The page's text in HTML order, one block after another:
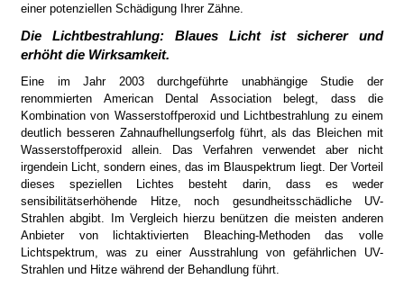
einer potenziellen Schädigung Ihrer Zähne.
Die Lichtbestrahlung: Blaues Licht ist sicherer und
erhöht die Wirksamkeit.
Eine im Jahr 2003 durchgeführte unabhängige Studie der
renommierten American Den­tal Association belegt, dass die
Kombination von Was­serstoffperoxid und Lichtbestrahlung zu einem
deutlich besseren Zahnaufhellungserfolg führt, als das Bleichen mit
Wasserstoffperoxid allein. Das Verfahren verwendet aber nicht
irgendein Licht, sondern eines, das im Blauspektrum liegt. Der Vorteil
dieses speziellen Lichtes besteht darin, dass es weder
sensibilitätserhöhende Hitze, noch gesundheitsschädliche UV-
Strahlen abgibt. Im Vergleich hierzu benützen die meisten anderen
Anbieter von licht­aktivierten Bleaching-Methoden das volle
Lichtspektrum, was zu einer Ausstrahlung von gefährlichen UV-
Strahlen und Hitze während der Behandlung führt.